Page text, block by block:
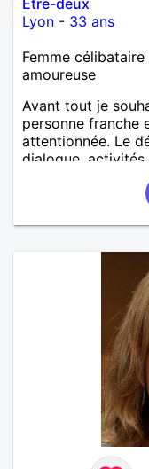
Lyon - 33 ans
Femme
amoureuse
Avant tout je
personne franche
attentionnée. Le
dialogue,
être trompé donc